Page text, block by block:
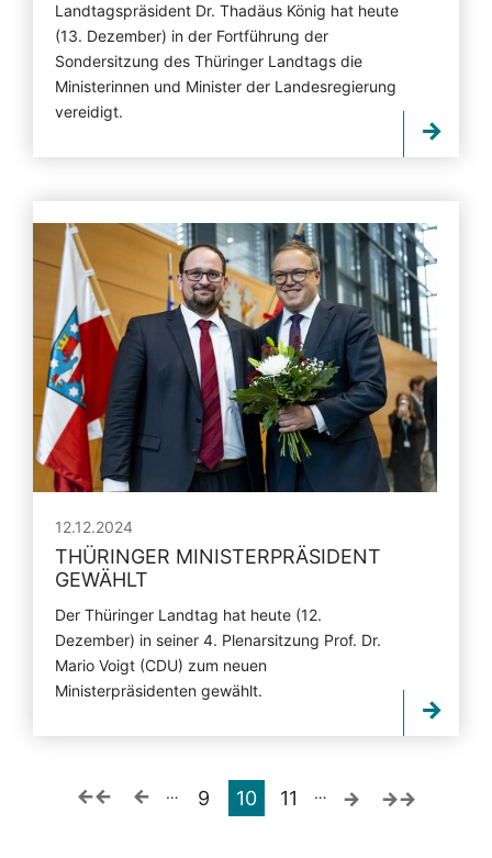
Landtagspräsident Dr. Thadäus König hat heute
(13. Dezember) in der Fortführung der
Sondersitzung des Thüringer Landtags die
Ministerinnen und Minister der Landesregierung
vereidigt.
12.12.2024
THÜRINGER MINISTERPRÄSIDENT
GEWÄHLT
Der Thüringer Landtag hat heute (12.
Dezember) in seiner 4. Plenarsitzung Prof. Dr.
Mario Voigt (CDU) zum neuen
Ministerpräsidenten gewählt.
… 9 10 11 …